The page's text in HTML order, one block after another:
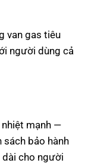
van gas tiêu
người dùng cả
nhiệt mạnh —
sách bảo hành
dài cho người